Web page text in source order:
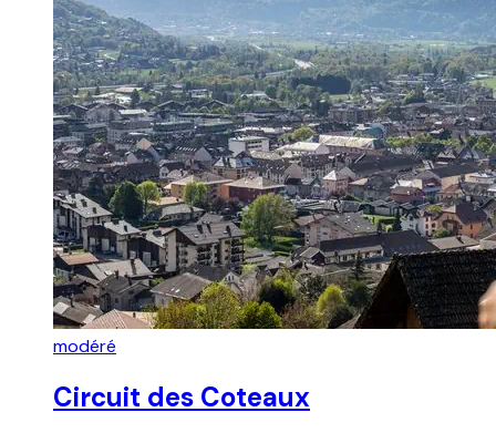
modéré
Circuit des Coteaux